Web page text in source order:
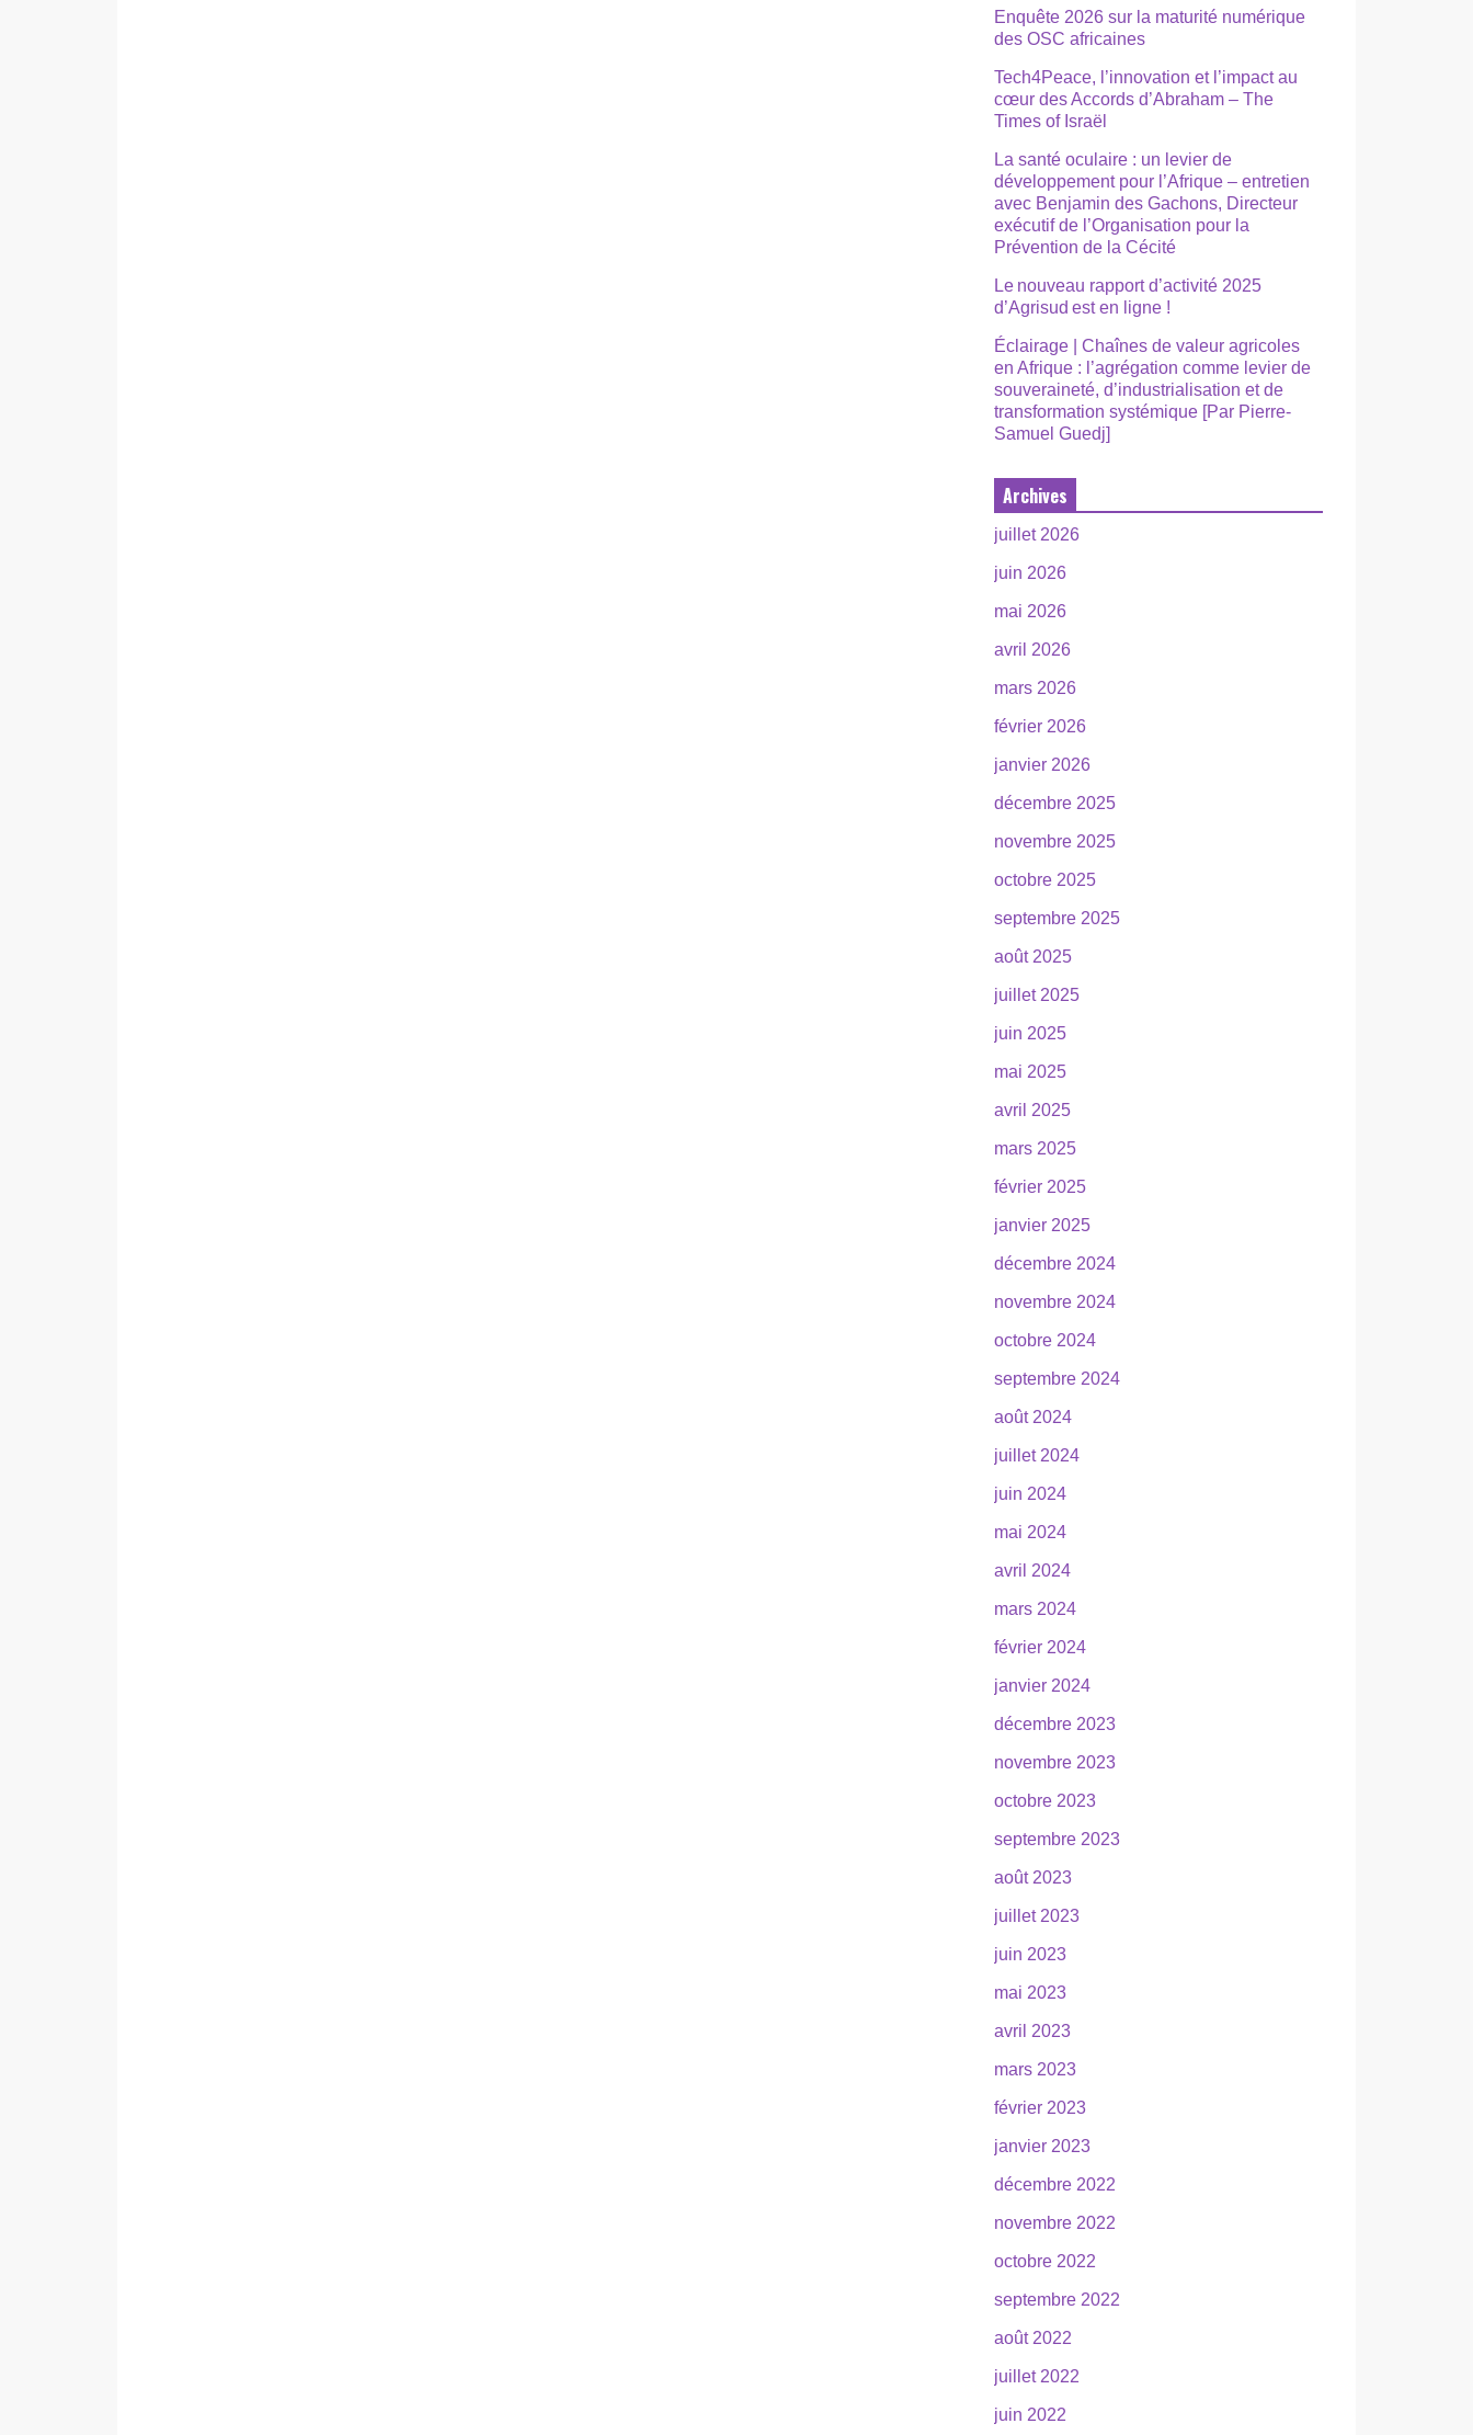
Enquête 2026 sur la maturité numérique
des OSC africaines
Tech4Peace, l’innovation et l’impact au
cœur des Accords d’Abraham – The
Times of Israël
La santé oculaire : un levier de
développement pour l’Afrique – entretien
avec Benjamin des Gachons, Directeur
exécutif de l’Organisation pour la
Prévention de la Cécité
Le nouveau rapport d’activité 2025
d’Agrisud est en ligne !
Éclairage | Chaînes de valeur agricoles
en Afrique : l’agrégation comme levier de
souveraineté, d’industrialisation et de
transformation systémique [Par Pierre-
Samuel Guedj]
Archives
juillet 2026
juin 2026
mai 2026
avril 2026
mars 2026
février 2026
janvier 2026
décembre 2025
novembre 2025
octobre 2025
septembre 2025
août 2025
juillet 2025
juin 2025
mai 2025
avril 2025
mars 2025
février 2025
janvier 2025
décembre 2024
novembre 2024
octobre 2024
septembre 2024
août 2024
juillet 2024
juin 2024
mai 2024
avril 2024
mars 2024
février 2024
janvier 2024
décembre 2023
novembre 2023
octobre 2023
septembre 2023
août 2023
juillet 2023
juin 2023
mai 2023
avril 2023
mars 2023
février 2023
janvier 2023
décembre 2022
novembre 2022
octobre 2022
septembre 2022
août 2022
juillet 2022
juin 2022